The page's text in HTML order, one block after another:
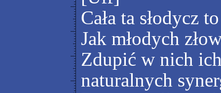
Cała ta słodycz
Jak młodych
Zdupić w nich
naturalnych